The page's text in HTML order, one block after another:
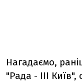
Нагадаємо,
"Рада - ІІІ